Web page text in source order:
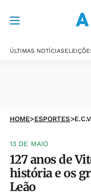
ÚLTIMAS NOTÍCIAS
HOME>ESPORTES>
13 DE MAIO
127 anos de
história e os
Leão